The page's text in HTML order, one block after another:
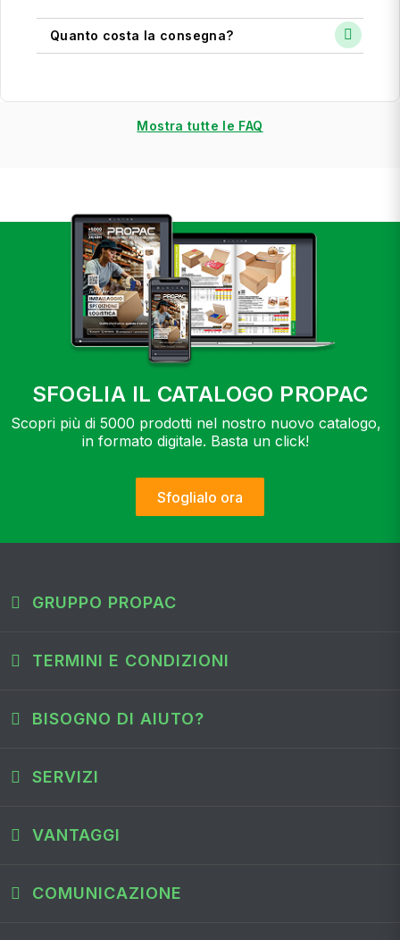
Quanto costa la consegna?
Mostra tutte le FAQ
SFOGLIA IL CATALOGO PROPAC
Scopri più di 5000 prodotti nel nostro nuovo catalogo,
in formato digitale. Basta un click!
Sfoglialo ora
GRUPPO PROPAC
TERMINI E CONDIZIONI
BISOGNO DI AIUTO?
SERVIZI
VANTAGGI
COMUNICAZIONE